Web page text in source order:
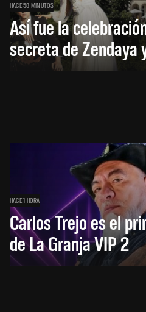
HACE 58 MINUTOS
Así fue la
secreta de Zendaya
HACE 1 HORA
Carlos Trejo es el
de La Granja VIP 2